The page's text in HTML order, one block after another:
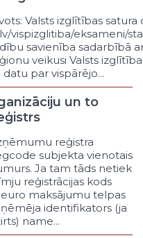
apkarošanā
krīžu pasākumi
un būvniecības
organizēšana
ar citu publisko
Valsts izglītības satura
vispizglitiba/eksameni/
savienība sadarbībā
veikusi Valsts
par vispārējo...
un to
reģistra
subjekta vienotais
Ja tam tāds netiek
reģistrācijas kods
maksājumu telpas
identifikators (ja
name...